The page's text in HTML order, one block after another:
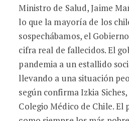
Ministro de Salud, Jaime
lo que la mayoría de los
sospechábamos, el
cifra real de fallecidos. El
pandemia a un estallido
llevando a una situación
según confirma Izkia
Colegio Médico de Chile. El